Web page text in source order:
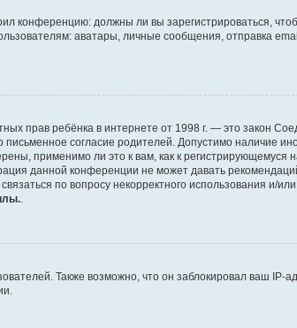
конференцию: должны ли вы зарегистрироваться,
аватары, личные сообщения, отправка
прав ребёнка в интернете от 1998 г. — это закон
согласие родителей. Допустимо наличие
применимо ли это к вам, как к регистрирующемуся
данной конференции не может давать
по вопросу некорректного использования и/
Также возможно, что он заблокировал ваш IP-